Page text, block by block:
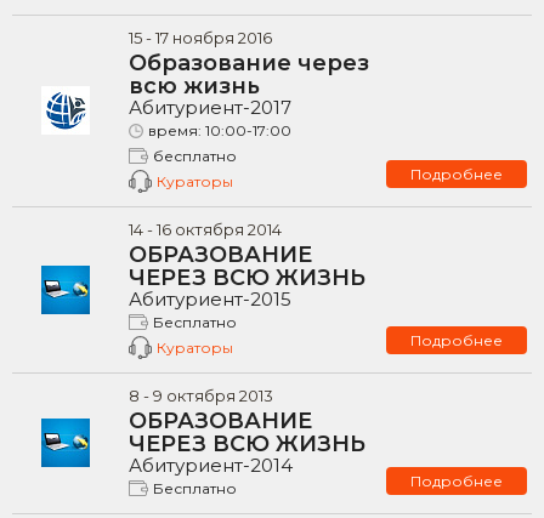
15-17ноября 2016
Образование через
всю жизнь
Абитуриент-2017
время: 10:00-17:00
бесплатно
Кураторы
Подробнее
14-16октября 2014
ОБРАЗОВАНИЕ
ЧЕРЕЗ ВСЮ ЖИЗНЬ
Абитуриент-2015
Бесплатно
Кураторы
Подробнее
8 -9 октября 2013
ОБРАЗОВАНИЕ
ЧЕРЕЗ ВСЮ ЖИЗНЬ
Абитуриент-2014
Бесплатно Подробнее